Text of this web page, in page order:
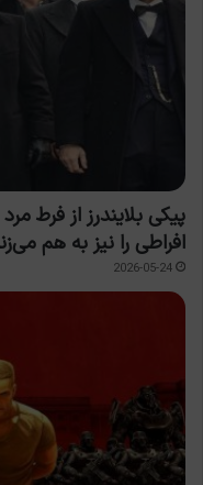
پیکی بلایندرز از
افراطی را نیز به هم
2026-05-24